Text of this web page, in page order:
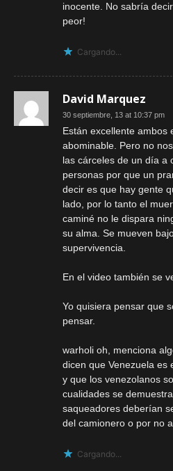
inocente. No sabría
peor!
Cargando...
David Marquez
30 septiembre, 13 at 10:37 pm
Están excellente ambos
abominable. Pero no
las cárceles de un día a
personas por que un
decir es que hay gente
lado, por lo tanto el
caminé no le dispara
su alma. Se mueven
supervivencia.
En el video también se
Yo quisiera pensar que
pensar.
warholi oh, menciona
dicen que Venezuela es
y que los venezolanos
cualidades se
saqueadores deberían
del camionero o por no
Cargando...